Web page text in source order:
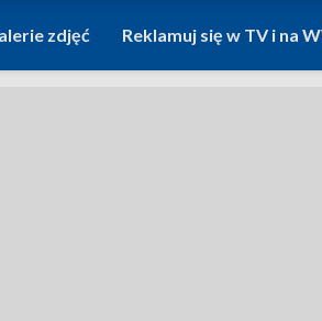
zdjęć Reklamuj się w TV i na